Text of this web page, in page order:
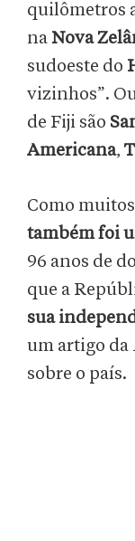
quilômetros
na Nova
sudoeste do
vizinhos”.
de Fiji são
Americana,
Como
também foi
96 anos de
que a
sua
um artigo da
sobre o país.